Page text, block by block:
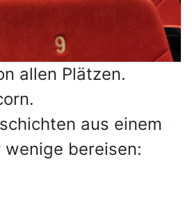
allen Plätzen.
aus einem
wenige bereisen: